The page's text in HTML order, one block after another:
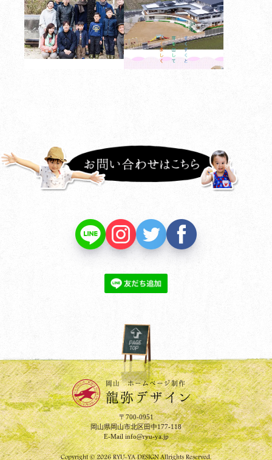
岡山 ホームページ制作
龍弥デザイン
〒700-0951
岡山県岡山市北区田中177-118
E-Mailinfo@ryu-ya.jp
Copyright © 2026 RYU-YA DESIGN Allrights Reserved.